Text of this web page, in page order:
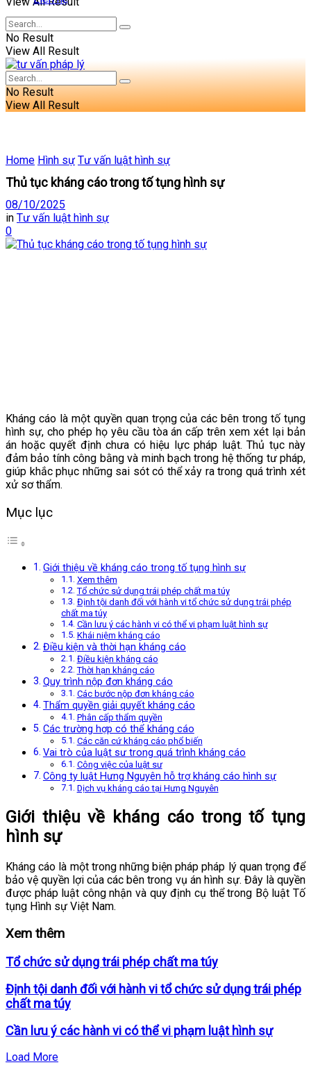
No Result
View All Result
No Result
View All Result
Home Hình sự Tư vấn luật hình sự
Thủ tục kháng cáo trong tố tụng hình sự
08/10/2025
in Tư vấn luật hình sự
0
Kháng cáo là một quyền quan trọng của các bên trong tố tụng
hình sự, cho phép họ yêu cầu tòa án cấp trên xem xét lại bản
án hoặc quyết định chưa có hiệu lực pháp luật. Thủ tục này
đảm bảo tính công bằng và minh bạch trong hệ thống tư pháp,
giúp khắc phục những sai sót có thể xảy ra trong quá trình xét
xử sơ thẩm.
Mục lục
Giới thiệu về kháng cáo trong tố tụng hình sự
Xem thêm
Tổ chức sử dụng trái phép chất ma túy
Định tội danh đối với hành vi tổ chức sử dụng trái phép
chất ma túy
Cần lưu ý các hành vi có thể vi phạm luật hình sự
Khái niệm kháng cáo
Điều kiện và thời hạn kháng cáo
Điều kiện kháng cáo
Thời hạn kháng cáo
Quy trình nộp đơn kháng cáo
Các bước nộp đơn kháng cáo
Thẩm quyền giải quyết kháng cáo
Phân cấp thẩm quyền
Các trường hợp có thể kháng cáo
Các căn cứ kháng cáo phổ biến
Vai trò của luật sư trong quá trình kháng cáo
Công việc của luật sư
Công ty luật Hưng Nguyên hỗ trợ kháng cáo hình sự
Dịch vụ kháng cáo tại Hưng Nguyên
Giới thiệu về kháng cáo trong tố tụng
hình sự
Kháng cáo là một trong những biện pháp pháp lý quan trọng để
bảo vệ quyền lợi của các bên trong vụ án hình sự. Đây là quyền
được pháp luật công nhận và quy định cụ thể trong Bộ luật Tố
tụng Hình sự Việt Nam.
Xem thêm
Tổ chức sử dụng trái phép chất ma túy
Định tội danh đối với hành vi tổ chức sử dụng trái phép
chất ma túy
Cần lưu ý các hành vi có thể vi phạm luật hình sự
Load More